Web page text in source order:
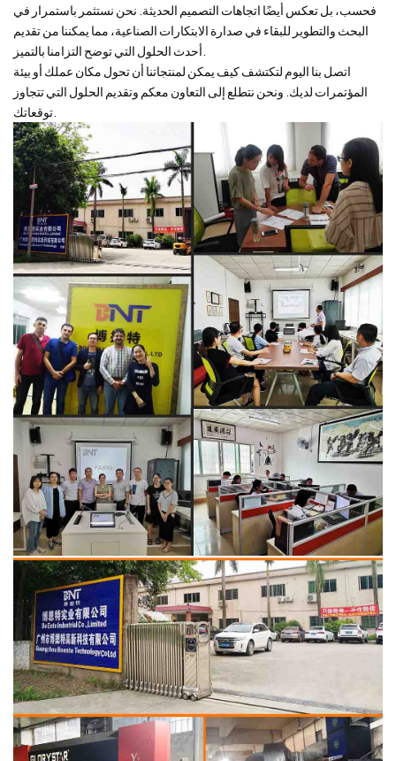
فحسب، بل تعكس أيضًا اتجاهات التصميم الحديثة. نحن نستثمر باستمرار في
البحث والتطوير للبقاء في صدارة الابتكارات الصناعية، مما يمكننا من تقديم
اتصل بنا اليوم لتكتشف كيف يمكن لمنتجاتنا أن تحول مكان عملك أو بيئة
المؤتمرات لديك. ونحن نتطلع إلى التعاون معكم وتقديم الحلول التي تتجاوز